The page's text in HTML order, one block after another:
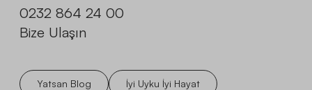
0232 864 24 00
Bize Ulaşın
Yatsan Blog İyi Uyku İyi Hayat